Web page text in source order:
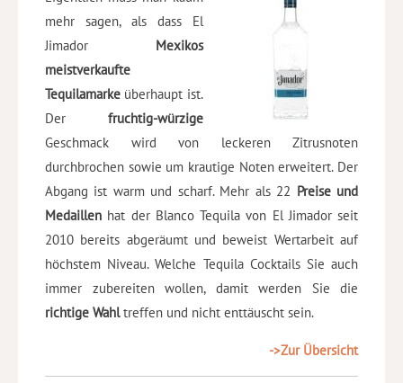
mehr sagen, als dass El
Jimador Mexikos
meistverkaufte
Tequilamarke überhaupt ist.
Der fruchtig-würzige
Geschmack wird von leckeren Zitrusnoten
durchbrochen sowie um krautige Noten erweitert. Der
Abgang ist warm und scharf. Mehr als 22 Preise und
Medaillen hat der Blanco Tequila von El Jimador seit
2010 bereits abgeräumt und beweist Wertarbeit auf
höchstem Niveau. Welche Tequila Cocktails Sie auch
immer zubereiten wollen, damit werden Sie die
richtige Wahltreffen und nicht enttäuscht sein.
->Zur Übersicht